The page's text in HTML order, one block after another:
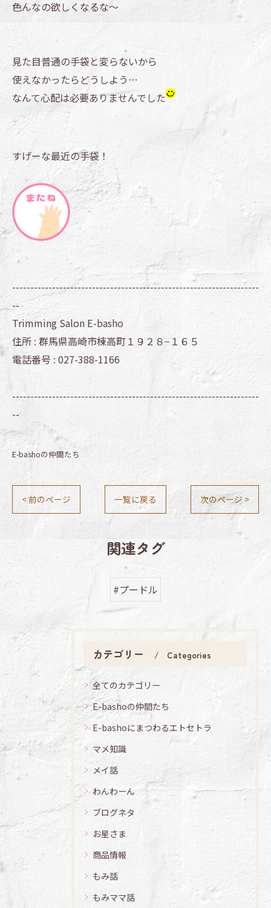
色んなの欲しくなるな～
見た目普通の手袋と変らないから
使えなかったらどうしよう…
なんて心配は必要ありませんでした
すげーな最近の手袋！
--------------------------------------------------------------------
--
Trimming Salon E-basho
住所 : 群馬県高崎市棟高町１９２８−１６５
電話番号 : 027-388-1166
--------------------------------------------------------------------
--
E-bashoの仲間たち
< 前のページ 一覧に戻る 次のページ >
関連タグ
#プードル
カテゴリー Categories
全てのカテゴリー
E-bashoの仲間たち
E-bashoにまつわるエトセトラ
マメ知識
メイ話
わんわーん
ブログネタ
お星さま
商品情報
もみ話
もみママ話